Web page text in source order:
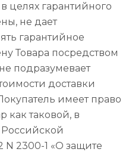
целях гарантийного
не дает
гарантийное
Товара посредством
подразумевает
доставки
имеет право
как таковой, в
Российской
N 2300-1 «О защите